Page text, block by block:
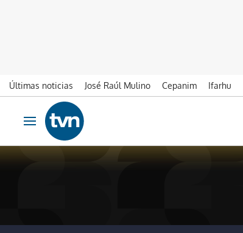
Últimas noticias José Raúl Mulino Cepanim Ifarhu
Ir al contenido
Obrir navegació